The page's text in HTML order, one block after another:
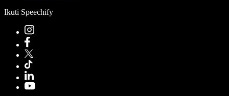
Ikuti Speechify